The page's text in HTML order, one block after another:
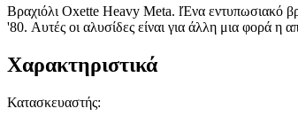
Βραχιόλι Oxette Heavy Meta. lΈνα εντυπωσιακό
'80. Αυτές οι αλυσίδες είναι για άλλη μια φορά
Χαρακτηριστικά
Κατασκευαστής: